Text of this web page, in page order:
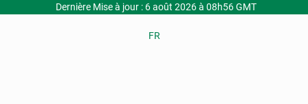
Dernière Mise à jour : 6 août 2026 à 08h56 GMT
FR